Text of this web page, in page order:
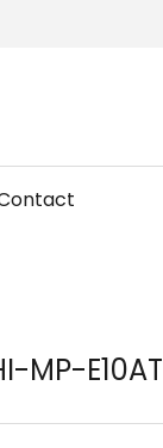
MP-E10AT